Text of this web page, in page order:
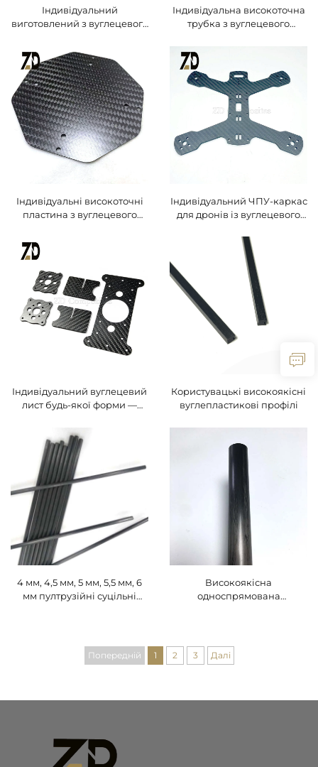
Індивідуальний
виготовлений з вуглецевого
високомодульний, матове/
блискуче покриття,
індивідуальні довжина та
діаметр
Індивідуальна високоточна
трубка з вуглецевого
поверхня, індивідуальна
довжина та діаметр
Індивідуальні високоточні
пластина з вуглецевого
різноманітні розміри за
індивідуальним
замовленням для дронів та
механічних компонентів
Індивідуальний ЧПУ-каркас
для дронів із вуглецевого
каркас для квадрокоптерів
FPV та гоночних дронів
Індивідуальний вуглецевий
лист будь-якої форми —
товщиною 0,8–1,5 мм, для
рам дронів, прецизійної
механіки та електроніки
Користувацькі високоякісні
вуглепластикові профілі
4 мм, 4,5 мм, 5 мм, 5,5 мм, 6
мм пултрузійні суцільні
комбайна
Високоякісна
односпрямована
заводу-виробника
Попередній 1 2 3 Далі